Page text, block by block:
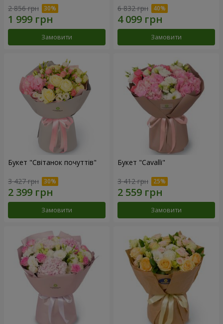
2 856 грн
Замовити
6 832 грн
Замовити
Букет "Світанок почуттів"
3 427 грн
Замовити
Букет "Cаvalli"
3 412 грн
Замовити